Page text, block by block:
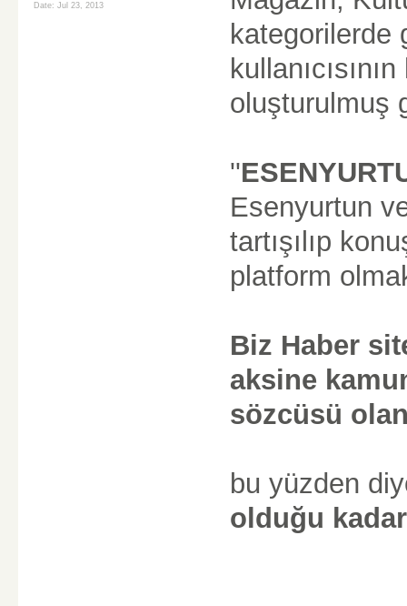
Date: Jul 23, 2013
kategorilerde
oluşturulmuş
''
Esenyurtun
tartışılıp
platform
Biz Haber
aksine
sözcüsü
bu yüzden
olduğu